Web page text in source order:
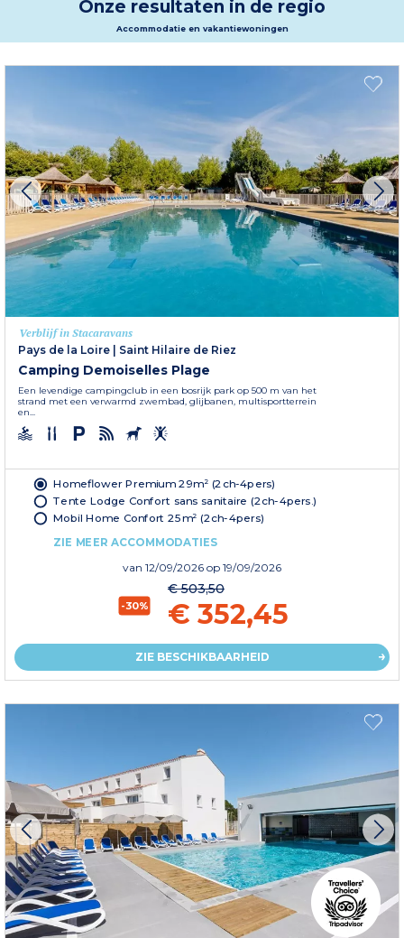
uw verblijf in La Baule en dompel uzelf onder in een pittoreske en elegante
Onze resultaten in de regio
Accommodatie en vakantiewoningen
Verblijf in Stacaravans
Pays de la Loire
Saint Hilaire de Riez
Camping Demoiselles Plage
Een levendige campingclub in een bosrijk park op 500 m van het
strand met een verwarmd zwembad, glijbanen, multisportterrein
en...
Homeflower Premium 29m² (2ch-4pers)
Tente Lodge Confort sans sanitaire (2ch-4pers.)
Mobil Home Confort 25m² (2ch-4pers)
ZIE MEER ACCOMMODATIES
van 12/09/2026 op 19/09/2026
-30%
€ 503,50
€ 352,45
ZIE BESCHIKBAARHEID